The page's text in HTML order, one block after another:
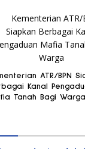
ATR/BPN
Kanal
Tanah Bagi Warga